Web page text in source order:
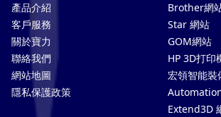
產品介紹
客戶服務
關於寶力
聯絡我們
網站地圖
隱私保護政策
Brother網
Star 網站
GOM網站
HP 3D打印
宏領智能裝
Extend3D